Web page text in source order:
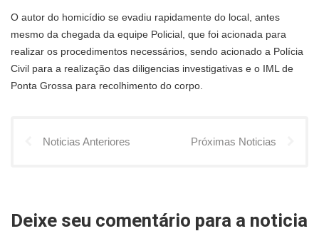
O autor do homicídio se evadiu rapidamente do local, antes
mesmo da chegada da equipe Policial, que foi acionada para
realizar os procedimentos necessários, sendo acionado a Polícia
Civil para a realização das diligencias investigativas e o IML de
Ponta Grossa para recolhimento do corpo.
Noticias Anteriores Próximas Noticias
Deixe seu comentário para a noticia